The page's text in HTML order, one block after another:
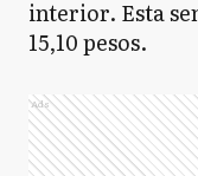
interior. Esta
15,10 pesos.
Ads